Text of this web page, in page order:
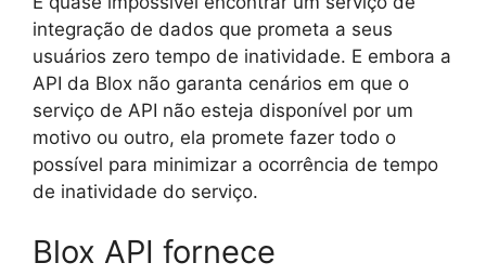
integração de dados que prometa a seus
usuários zero tempo de inatividade. E embora a
API da Blox não garanta cenários em que o
serviço de API não esteja disponível por um
motivo ou outro, ela promete fazer todo o
possível para minimizar a ocorrência de tempo
de inatividade do serviço.
Blox API fornece